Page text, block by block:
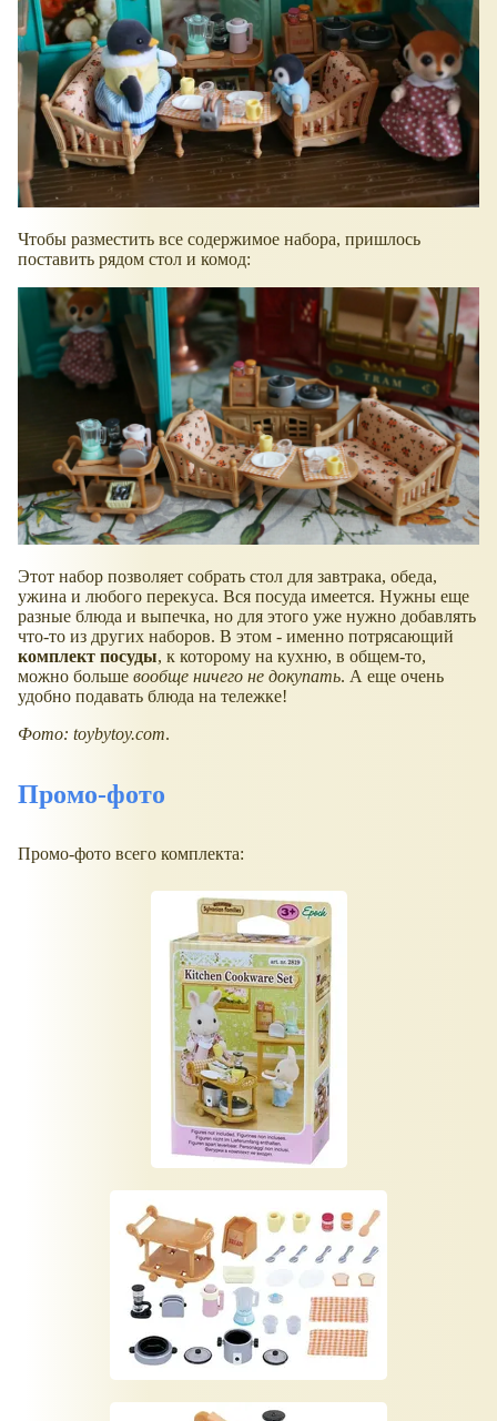
Чтобы разместить все содержимое набора, пришлось
поставить рядом стол и комод:
Этот набор позволяет собрать стол для завтрака, обеда,
ужина и любого перекуса. Вся посуда имеется. Нужны еще
разные блюда и выпечка, но для этого уже нужно добавлять
что-то из других наборов. В этом - именно потрясающий
комплект посуды, к которому на кухню, в общем-то,
можно больше вообще ничего не докупать. А еще очень
удобно подавать блюда на тележке!
Фото: toybytoy.com.
Промо-фото
Промо-фото всего комплекта: